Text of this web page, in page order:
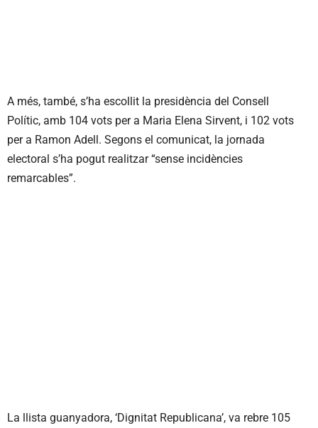
A més, també, s’ha escollit la presidència del Consell
Polític, amb 104 vots per a Maria Elena Sirvent, i 102 vots
per a Ramon Adell. Segons el comunicat, la jornada
electoral s’ha pogut realitzar “sense incidències
remarcables”.
La llista guanyadora, ‘Dignitat Republicana’, va rebre 105